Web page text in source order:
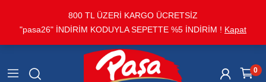
800 TL ÜZERİ KARGO ÜCRETSİZ
"pasa26" İNDİRİM KODUYLA SEPETTE %5 İNDİRİM ! Kapat
0